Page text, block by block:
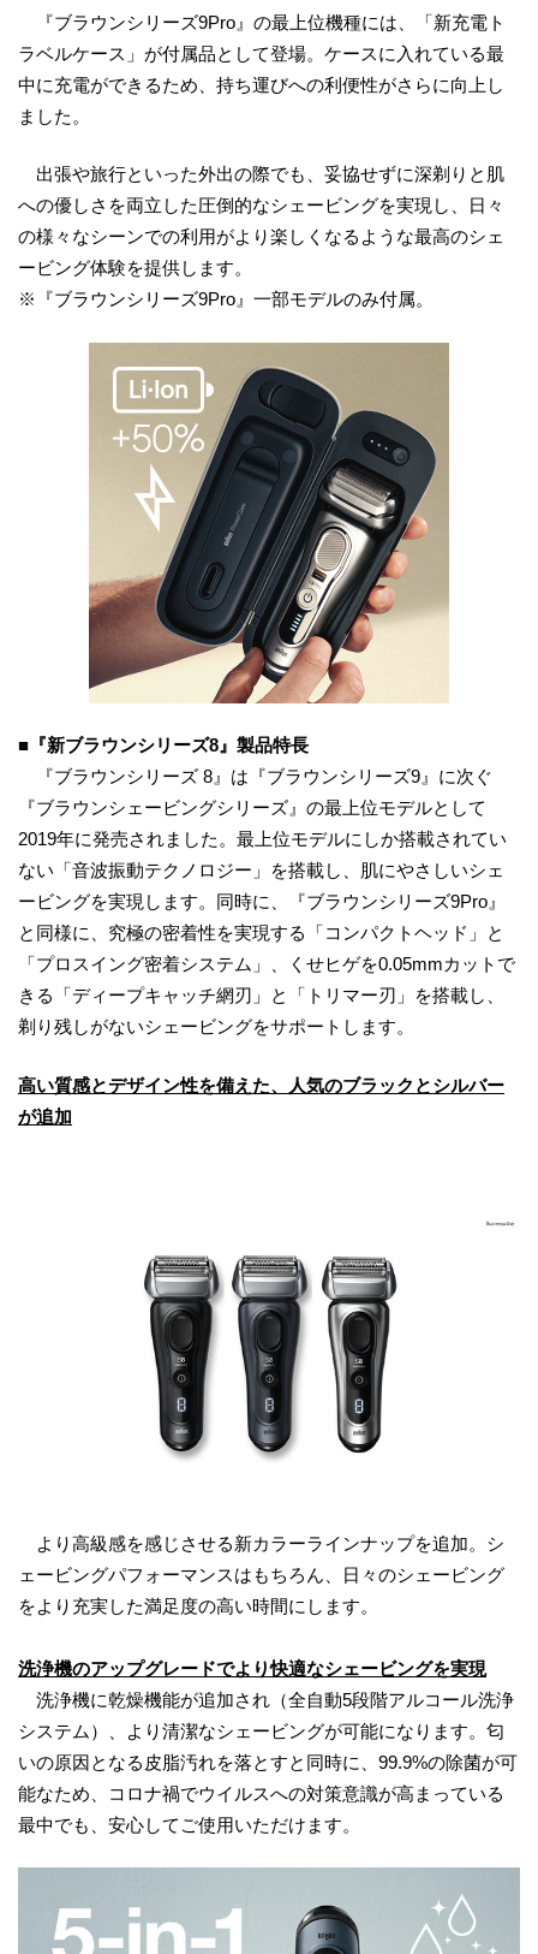
『ブラウンシリーズ9Pro』の最上位機種には、「新充電ト
ラベルケース」が付属品として登場。ケースに入れている最
中に充電ができるため、持ち運びへの利便性がさらに向上し
ました。
出張や旅行といった外出の際でも、妥協せずに深剃りと肌
への優しさを両立した圧倒的なシェービングを実現し、日々
の様々なシーンでの利用がより楽しくなるような最高のシェ
ービング体験を提供します。
※『ブラウンシリーズ9Pro』一部モデルのみ付属。
■『新ブラウンシリーズ8』製品特長
『ブラウンシリーズ 8』は『ブラウンシリーズ9』に次ぐ
『ブラウンシェービングシリーズ』の最上位モデルとして
2019年に発売されました。最上位モデルにしか搭載されてい
ない「音波振動テクノロジー」を搭載し、肌にやさしいシェ
ービングを実現します。同時に、『ブラウンシリーズ9Pro』
と同様に、究極の密着性を実現する「コンパクトヘッド」と
「プロスイング密着システム」、くせヒゲを0.05mmカットで
きる「ディープキャッチ網刃」と「トリマー刃」を搭載し、
剃り残しがないシェービングをサポートします。
高い質感とデザイン性を備えた、人気のブラックとシルバー
が追加
より高級感を感じさせる新カラーラインナップを追加。シ
ェービングパフォーマンスはもちろん、日々のシェービング
をより充実した満足度の高い時間にします。
洗浄機のアップグレードでより快適なシェービングを実現
洗浄機に乾燥機能が追加され（全自動5段階アルコール洗浄
システム）、より清潔なシェービングが可能になります。匂
いの原因となる皮脂汚れを落とすと同時に、99.9%の除菌が可
能なため、コロナ禍でウイルスへの対策意識が高まっている
最中でも、安心してご使用いただけます。